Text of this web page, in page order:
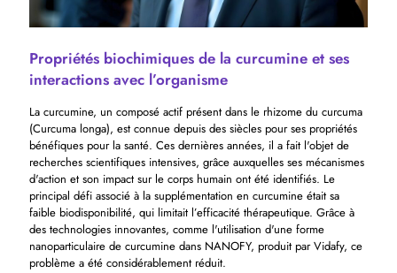
Propriétés biochimiques de la curcumine et ses
interactions avec l’organisme
La curcumine, un composé actif présent dans le rhizome du curcuma
(Curcuma longa), est connue depuis des siècles pour ses propriétés
bénéfiques pour la santé. Ces dernières années, il a fait l'objet de
recherches scientifiques intensives, grâce auxquelles ses mécanismes
d'action et son impact sur le corps humain ont été identifiés. Le
principal défi associé à la supplémentation en curcumine était sa
faible biodisponibilité, qui limitait l’efficacité thérapeutique. Grâce à
des technologies innovantes, comme l'utilisation d'une forme
nanoparticulaire de curcumine dans NANOFY, produit par Vidafy, ce
problème a été considérablement réduit.